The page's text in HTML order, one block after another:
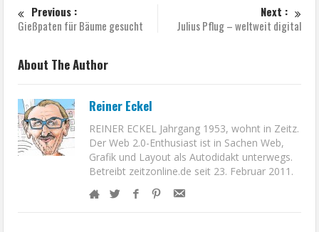
Previous :
Gießpaten für Bäume gesucht
Next :
Julius Pflug – weltweit digital
About The Author
Reiner Eckel
REINER ECKEL Jahrgang 1953, wohnt in Zeitz.
Der Web 2.0-Enthusiast ist in Sachen Web,
Grafik und Layout als Autodidakt unterwegs.
Betreibt zeitzonline.de seit 23. Februar 2011.